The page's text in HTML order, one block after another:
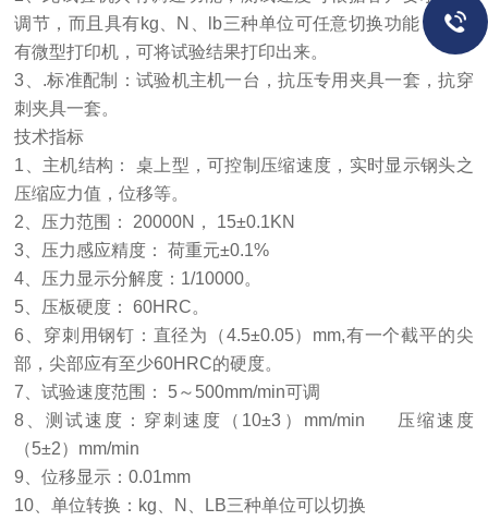
调节，而且具有kg、N、lb三种单位可任意切换功能，并带
有微型打印机，可将试验结果打印出来。
3、.标准配制：试验机主机一台，抗压专用夹具一套，抗穿
刺夹具一套。
技术指标
1、主机结构： 桌上型，可控制压缩速度，实时显示钢头之
压缩应力值，位移等。
2、压力范围： 20000N， 15±0.1KN
3、压力感应精度： 荷重元±0.1%
4、压力显示分解度：1/10000。
5、压板硬度： 60HRC。
6、穿刺用钢钉：直径为（4.5±0.05）mm,有一个截平的尖
部，尖部应有至少60HRC的硬度。
7、试验速度范围： 5～500mm/min可调
8、测试速度：穿刺速度（10±3）mm/min 压缩速度
（5±2）mm/min
9、位移显示：0.01mm
10、单位转换：kg、N、LB三种单位可以切换